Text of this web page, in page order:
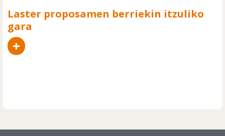
Laster proposamen berriekin itzuliko
gara
+